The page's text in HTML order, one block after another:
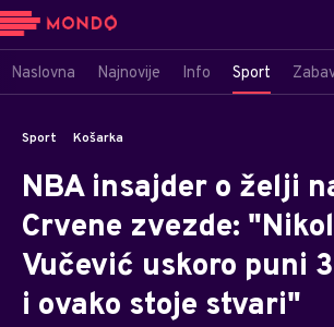
Naslovna Najnovije Info Sport
Sport Košarka
NBA insajder o želji
Crvene zvezde:
Vučević uskoro puni
i ovako stoje stvari"